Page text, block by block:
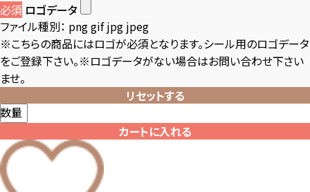
必須 ロゴデータ
ファイル種別： png gif jpg jpeg
※こちらの商品にはロゴが必須となります。シール用のロゴデータ
をご登録下さい。※ロゴデータがない場合はお問い合わせ下さい
ませ。
リセットする
数量
カートに入れる